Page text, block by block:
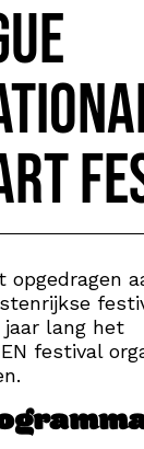
jaar lang het
festival